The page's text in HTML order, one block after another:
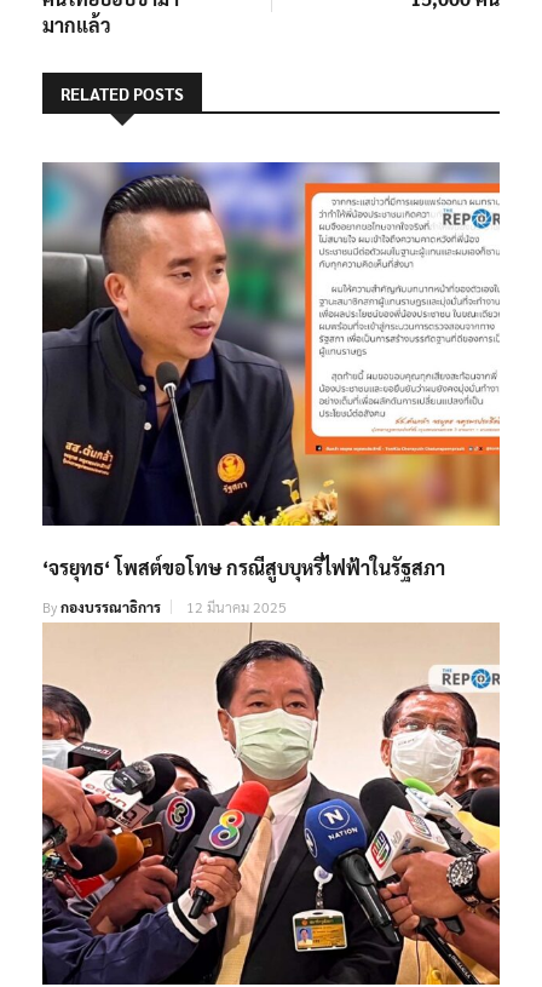
มากแล้ว
RELATED POSTS
‘จรยุทธ‘ โพสต์ขอโทษ กรณีสูบบุหรี่ไฟฟ้าในรัฐสภา
Byกองบรรณาธิการ 12 มีนาคม 2025